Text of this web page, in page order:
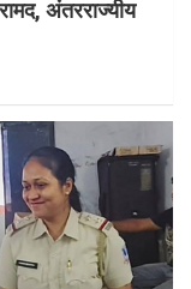
अंतरराज्यीय